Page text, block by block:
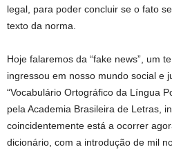
legal, para poder concluir se o fato
texto da norma.
Hoje falaremos da “fake news”, um
ingressou em nosso mundo social e
“Vocabulário Ortográfico da Língua
pela Academia Brasileira de Letras,
coincidentemente está a ocorrer
dicionário, com a introdução de mil